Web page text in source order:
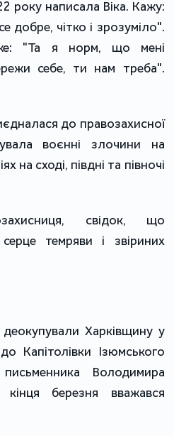
року написала Віка. Кажу:
добре, чітко і зрозуміло".
"Та я норм, що мені
себе, ти нам треба".
до правозахисної
воєнні злочини на
на сході, півдні та півночі
свідок, що
темряви і звіриних
Харківщину у
Капітолівки Ізюмського
Володимира
березня вважався